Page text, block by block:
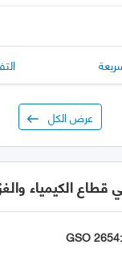
عرض الكل
الكيمياء
GSO